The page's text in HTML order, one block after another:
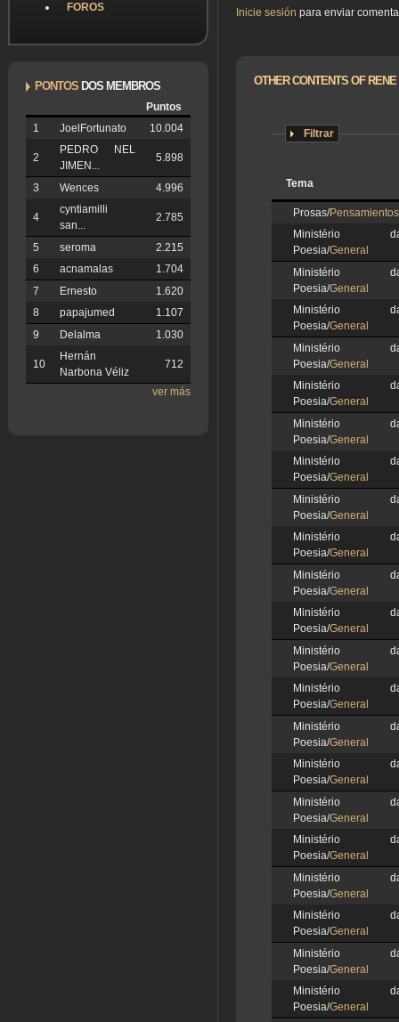
FOROS
PONTOS DOS MEMBROS
Puntos
1
JoelFortunato 10.004
2
PEDRO NEL
JIMEN...
5.898
3 Wences 4.996
4
cyntiamilli
san...
2.785
5 seroma
2.215
6
acnamalas
1.704
7
Ernesto
1.620
8
papajumed
1.107
9
Delalma 1.030
10
Hernán
Narbona Véliz
712
ver más
Inicie sesión para enviar
OTHER CONTENTS OF RENE
Filtrar
Tema
Prosas/Pensamientos
Ministério
Poesia/General
Ministério
Poesia/General
Ministério
Poesia/General
Ministério
Poesia/General
Ministério
Poesia/General
Ministério
Poesia/General
Ministério
Poesia/General
Ministério
Poesia/General
Ministério
Poesia/General
Ministério
Poesia/General
Ministério
Poesia/General
Ministério
Poesia/General
Ministério
Poesia/General
Ministério
Poesia/General
Ministério
Poesia/General
Ministério
Poesia/General
Ministério
Poesia/General
Ministério
Poesia/General
Ministério
Poesia/General
Ministério
Poesia/General
Ministério
Poesia/General